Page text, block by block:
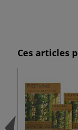
Ces articles